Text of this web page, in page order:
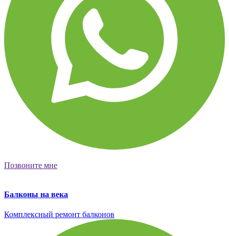
Позвоните мне
Балконы на века
Комплексный ремонт балконов